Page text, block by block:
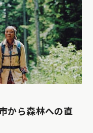
から森林への直